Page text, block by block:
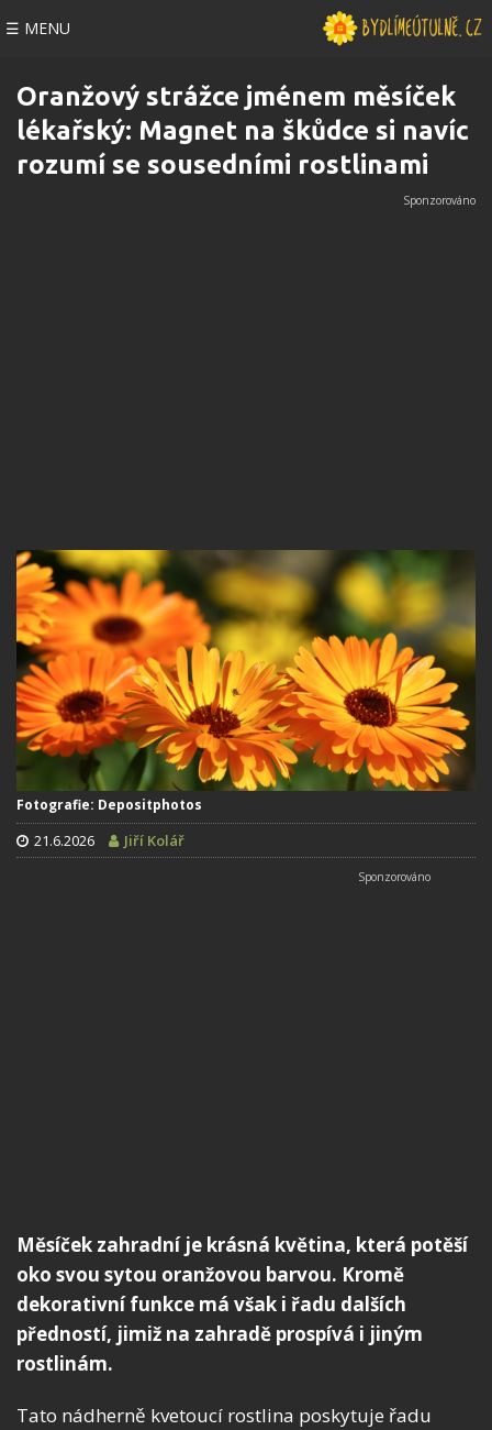
☰ MENU
Oranžový strážce jménem měsíček
lékařský: Magnet na škůdce si navíc
rozumí se sousedními rostlinami
Fotografie: Depositphotos
21.6.2026 Jiří Kolář
Měsíček zahradní je krásná květina, která potěší
oko svou sytou oranžovou barvou. Kromě
dekorativní funkce má však i řadu dalších
předností, jimiž na zahradě prospívá i jiným
rostlinám.
Tato nádherně kvetoucí rostlina poskytuje řadu